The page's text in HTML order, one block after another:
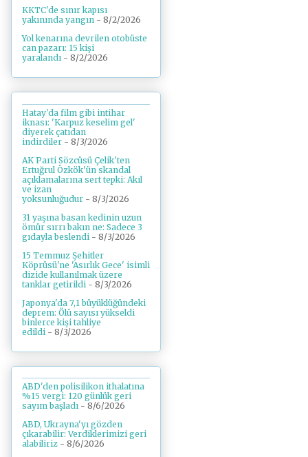
KKTC'de sınır kapısı
yakınında yangın - 8/2/2026
Yol kenarına devrilen otobüste
can pazarı: 15 kişi
yaralandı - 8/2/2026
Hatay'da film gibi intihar
iknası: 'Karpuz keselim gel'
diyerek çatıdan
indirdiler - 8/3/2026
AK Parti Sözcüsü Çelik'ten
Ertuğrul Özkök'ün skandal
açıklamalarına sert tepki: Akıl
ve izan
yoksunluğudur - 8/3/2026
31 yaşına basan kedinin uzun
ömür sırrı bakın ne: Sadece 3
gıdayla beslendi - 8/3/2026
15 Temmuz Şehitler
Köprüsü'ne 'Asırlık Gece' isimli
dizide kullanılmak üzere
tanklar getirildi - 8/3/2026
Japonya'da 7,1 büyüklüğündeki
deprem: Ölü sayısı yükseldi
binlerce kişi tahliye
edildi - 8/3/2026
ABD'den polisilikon ithalatına
%15 vergi: 120 günlük geri
sayım başladı - 8/6/2026
ABD, Ukrayna'yı gözden
çıkarabilir: Verdiklerimizi geri
alabiliriz - 8/6/2026